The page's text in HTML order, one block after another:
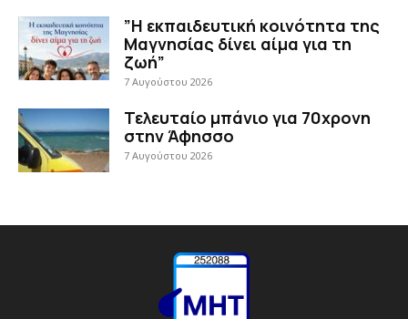
”Η εκπαιδευτική κοινότητα της
Μαγνησίας δίνει αίμα για τη
ζωή”
7 Αυγούστου 2026
Τελευταίο μπάνιο για 70χρονη
στην Άφησσο
7 Αυγούστου 2026